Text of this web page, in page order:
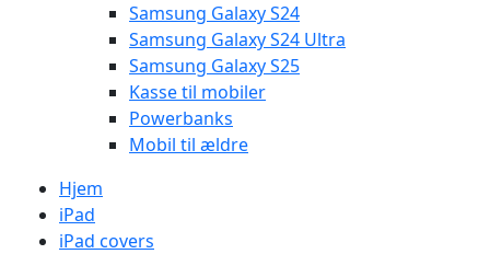
Samsung Galaxy S24
Samsung Galaxy S24 Ultra
Samsung Galaxy S25
Kasse til mobiler
Powerbanks
Mobil til ældre
Hjem
iPad
iPad covers